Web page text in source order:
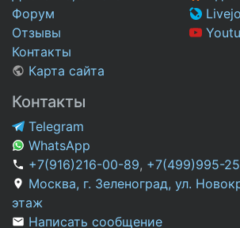
Форум
Отзывы
Контакты
Карта сайта
Контакты
Telegram
WhatsApp
+7(916)216-00-89, +7(499)995-
Москва, г. Зеленоград, ул.
этаж
Написать сообщение